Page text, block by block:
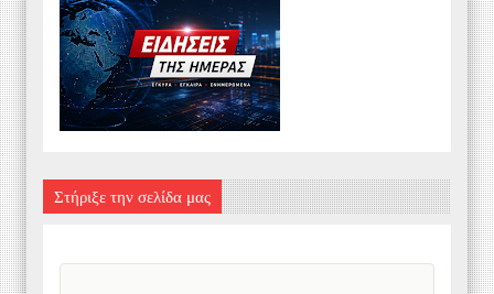
Στήριξε την σελίδα μας